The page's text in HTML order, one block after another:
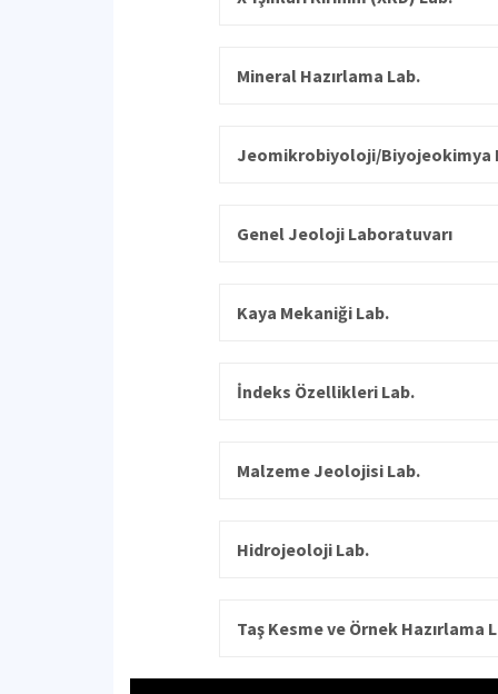
Mineral Hazırlama Lab.
Jeomikrobiyoloji/Biyojeokimya
Genel Jeoloji Laboratuvarı
Kaya Mekaniği Lab.
İndeks Özellikleri Lab.
Malzeme Jeolojisi Lab.
Hidrojeoloji Lab.
Taş Kesme ve Örnek Hazırlama